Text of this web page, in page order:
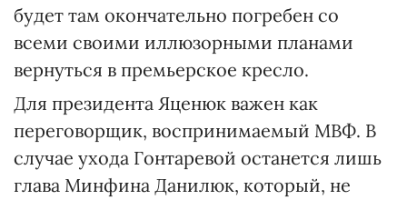
будет там окончательно погребен со
всеми своими иллюзорными планами
вернуться в премьерское кресло.
Для президента Яценюк важен как
переговорщик, воспринимаемый МВФ. В
случае ухода Гонтаревой останется лишь
глава Минфина Данилюк, который, не